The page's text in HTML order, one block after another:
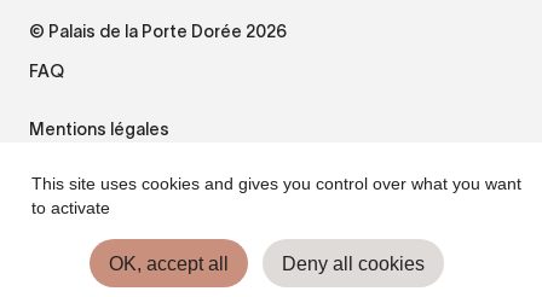
© Palais de la Porte Dorée 2026
FAQ
Mentions légales
Plan du site
Accessibilité : non conforme
This site uses cookies and gives you control over what you want
to activate
OK, accept all Deny all cookies